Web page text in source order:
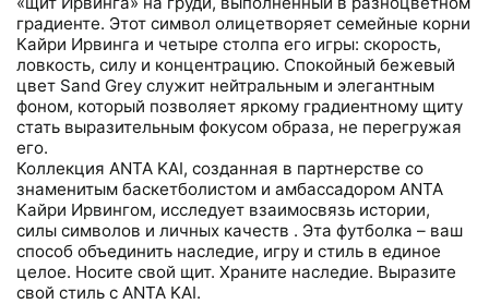
градиенте. Этот символ олицетворяет семейные корни
Кайри Ирвинга и четыре столпа его игры: скорость,
ловкость, силу и концентрацию. Спокойный бежевый
цвет Sand Grey служит нейтральным и элегантным
фоном, который позволяет яркому градиентному щиту
стать выразительным фокусом образа, не перегружая
его.
Коллекция ANTA KAI, созданная в партнерстве со
знаменитым баскетболистом и амбассадором ANTA
Кайри Ирвингом, исследует взаимосвязь истории,
силы символов и личных качеств . Эта футболка – ваш
способ объединить наследие, игру и стиль в единое
целое. Носите свой щит. Храните наследие. Выразите
свой стиль с ANTA KAI.